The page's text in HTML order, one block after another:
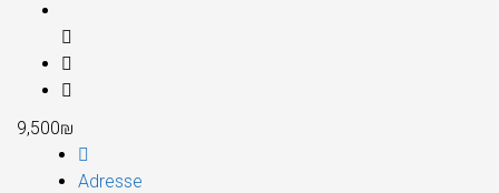
9,500₪
Adresse